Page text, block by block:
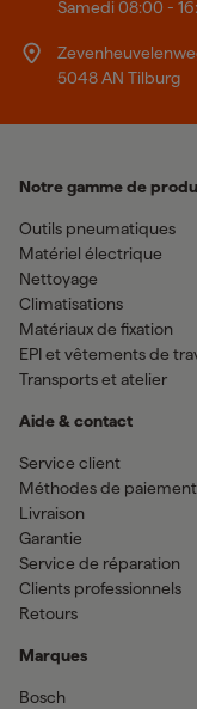
Samedi 08:00 -
5048 AN Tilburg
Notre gamme de
Outils pneumatiques
Matériel électrique
Nettoyage
Climatisations
Matériaux de fixation
EPI et vêtements de
Transports et atelier
Aide & contact
Service client
Méthodes de paiement
Livraison
Garantie
Service de réparation
Clients professionnels
Retours
Marques
Bosch